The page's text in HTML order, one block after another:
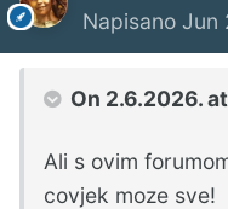
Napisano Jun
On 2.6.2026.
Ali s ovim
covjek moze sve!